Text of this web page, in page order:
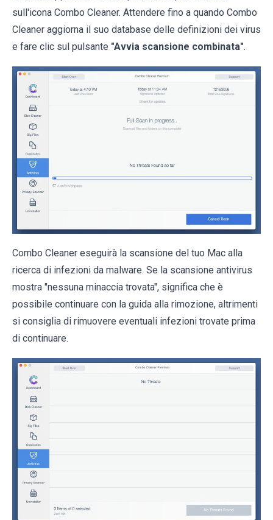
sull'icona Combo Cleaner. Attendere fino a quando Combo
Cleaner aggiorna il suo database delle definizioni dei virus
e fare clic sul pulsante "Avvia scansione combinata".
Combo Cleaner eseguirà la scansione del tuo Mac alla
ricerca di infezioni da malware. Se la scansione antivirus
mostra "nessuna minaccia trovata", significa che è
possibile continuare con la guida alla rimozione, altrimenti
si consiglia di rimuovere eventuali infezioni trovate prima
di continuare.